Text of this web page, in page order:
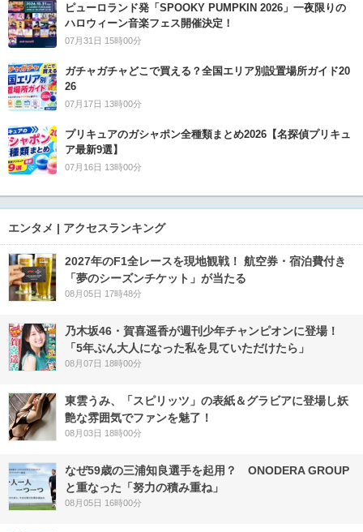
ピューロランド発「SPOOKY PUMPKIN 2026」一夜限りの
ハロウィーン音楽フェス開催決定！
07月31日 15時00分
ガチャガチャどこで買える？全国エリア別設置場所ガイド20
26
07月17日 13時00分
プリキュアのガシャポン全種類まとめ2026【名探偵プリキュ
ア最新9選】
07月16日 13時00分
エンタメ | アクセスランキング
2027年のF1全レースを現地観戦！ 航空券・宿泊費付き
「夢のシーズンチケット」が当たる
08月05日 17時48分
乃木坂46・賀喜遥香が週刊少年チャンピオンに登場！
「5年ぶん大人になった私を見ていただけたら」
08月07日 18時00分
東雲うみ、「スピリッツ」の表紙＆グラビアに登場し妖
艶な雰囲気でファンを魅了！
08月03日 18時00分
なぜ59歳の三浦知良選手を起用？ ONODERA GROUP
と重なった「努力の積み重ね」
08月05日 16時00分